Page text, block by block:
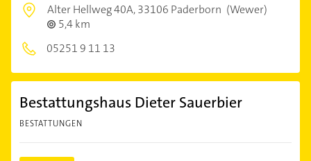
Alter Hellweg 40A,33106 Paderborn (Wewer)
5,4 km
05251 9 11 13
Bestattungshaus Dieter Sauerbier
BESTATTUNGEN